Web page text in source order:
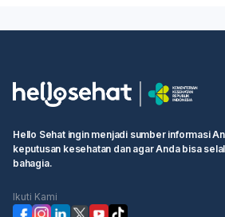
Hello Sehat ingin menjadi sumber informasi
keputusan kesehatan dan agar Anda bisa
bahagia.
Ikuti Kami